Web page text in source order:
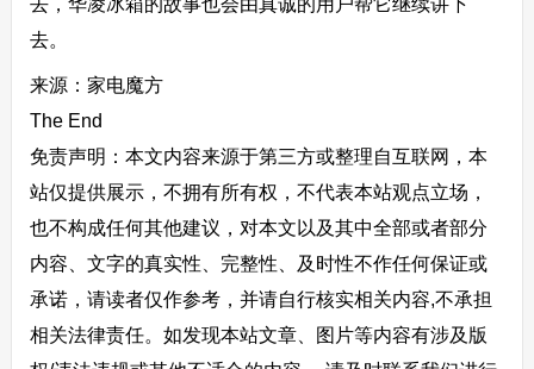
去。
来源：家电魔方
The End
免责声明：本文内容来源于第三方或整理自互联网，本
站仅提供展示，不拥有所有权，不代表本站观点立场，
也不构成任何其他建议，对本文以及其中全部或者部分
内容、文字的真实性、完整性、及时性不作任何保证或
承诺，请读者仅作参考，并请自行核实相关内容,不承担
相关法律责任。如发现本站文章、图片等内容有涉及版